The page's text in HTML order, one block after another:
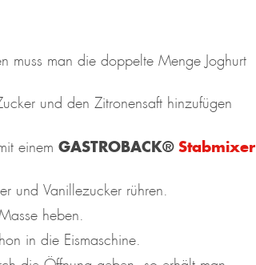
muss man die doppelte Menge Joghurt
und den Zitronensaft hinzufügen
einem GASTROBACK® Stabmixer
und Vanillezucker rühren.
heben.
in die Eismaschine.